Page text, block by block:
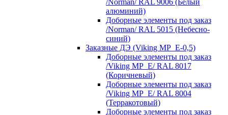
алюминий)
Доборные элементы под заказ
/Norman/ RAL 5015 (Небесно-
синий)
Заказные ДЭ (Viking MP_E-0,5)
Доборные элементы под заказ
/Viking MP_E/ RAL 8017
(Коричневый)
Доборные элементы под заказ
/Viking MP_E/ RAL 8004
(Терракотовый)
Доборные элементы под заказ